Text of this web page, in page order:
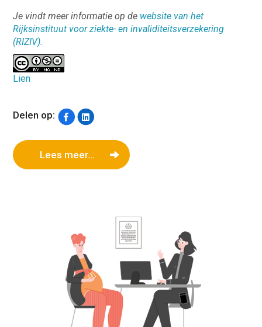
Je vindt meer informatie op de website van het
Rijksinstituut voor ziekte- en invaliditeitsverzekering
(RIZIV).
Lien
Delen op:
Lees meer...